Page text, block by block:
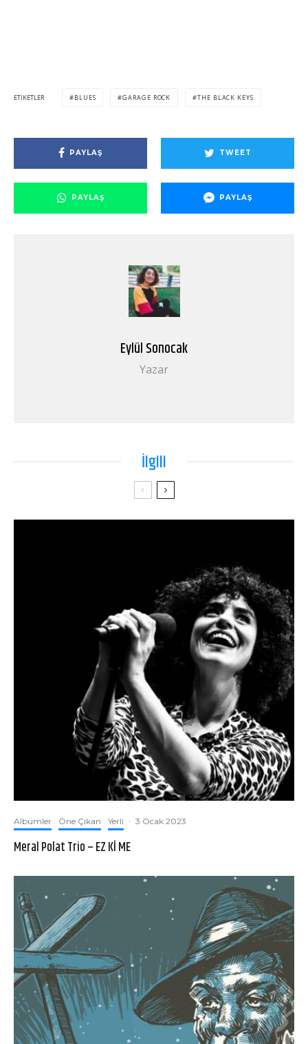
ETIKETLER BLUES GARAGE ROCK THE BLACK KEYS
PAYLAŞ TWEET
PAYLAŞ PAYLAŞ
Eylül Sonocak
Yazar
İlgili
Albümler Öne Çıkan Yerli · 3 Ocak 2023
Meral Polat Trio – EZ KÎ ME